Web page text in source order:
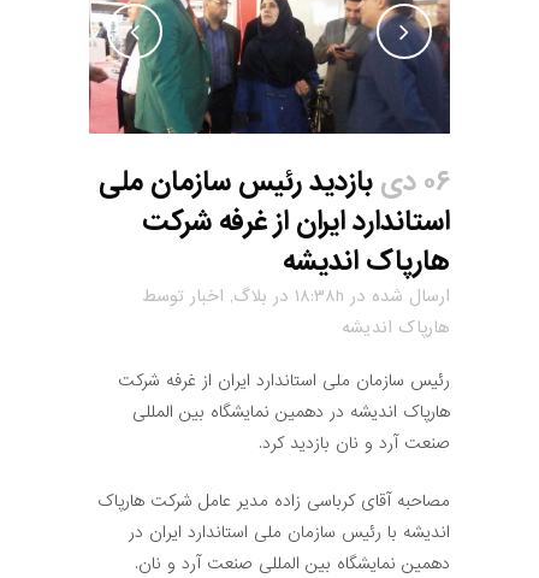
۰۶ دی
بازدید رئیس سازمان ملی
استاندارد ایران از غرفه شرکت
هارپاک اندیشه
ارسال شده در ۱۸:۳۸h در بلاگ, اخبار توسط
هارپاک اندیشه
رئیس سازمان ملی استاندارد ایران از غرفه شرکت
هارپاک اندیشه در دهمین نمایشگاه بین المللی
صنعت آرد و نان بازدید کرد.
مصاحبه آقای کرباسی زاده مدیر عامل شرکت هارپاک
اندیشه با رئیس سازمان ملی استاندارد ایران در
دهمین نمایشگاه بین المللی صنعت آرد و نان.